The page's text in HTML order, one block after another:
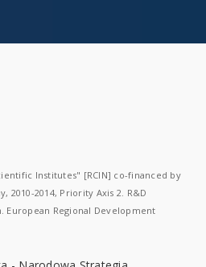
Institutes" [RCIN] co-financed by
2010-2014, Priority Axis 2. R&D
European Regional Development